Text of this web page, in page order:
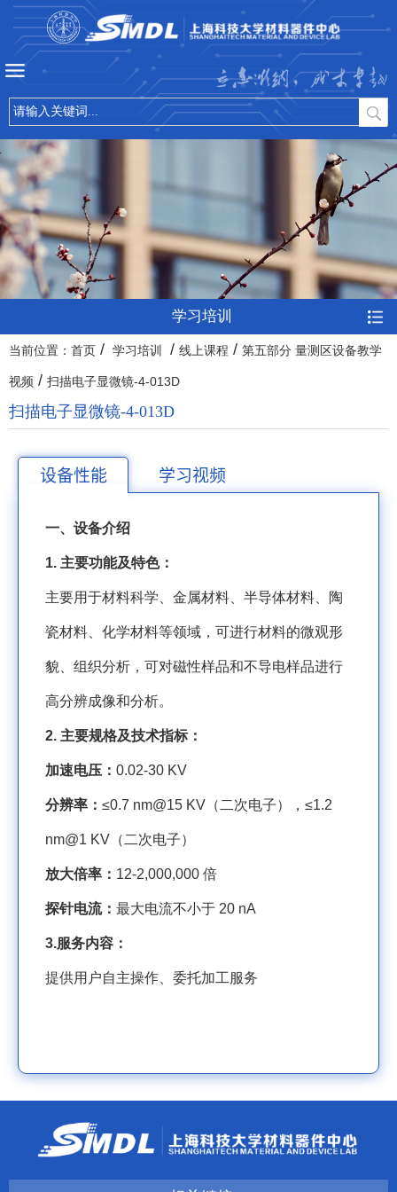
立志微纳，成才卓越
学习培训
当前位置： 首页 / 学习培训 / 线上课程 / 第五部分 量测区设备教学
视频 / 扫描电子显微镜-4-013D
扫描电子显微镜-4-013D
设备性能 学习视频
一、设备介绍
1. 主要功能及特色：
主要用于材料科学、金属材料、半导体材料、陶
瓷材料、化学材料等领域，可进行材料的微观形
貌、组织分析，可对磁性样品和不导电样品进行
高分辨成像和分析。
2. 主要规格及技术指标：
加速电压： 0.02-30 KV
分辨率： ≤0.7 nm@15 KV （二次电子），≤1.2
nm@1 KV （二次电子）
放大倍率： 12-2,000,000 倍
探针电流： 最大电流不小于 20 nA
3.服务内容：
提供用户自主操作、委托加工服务